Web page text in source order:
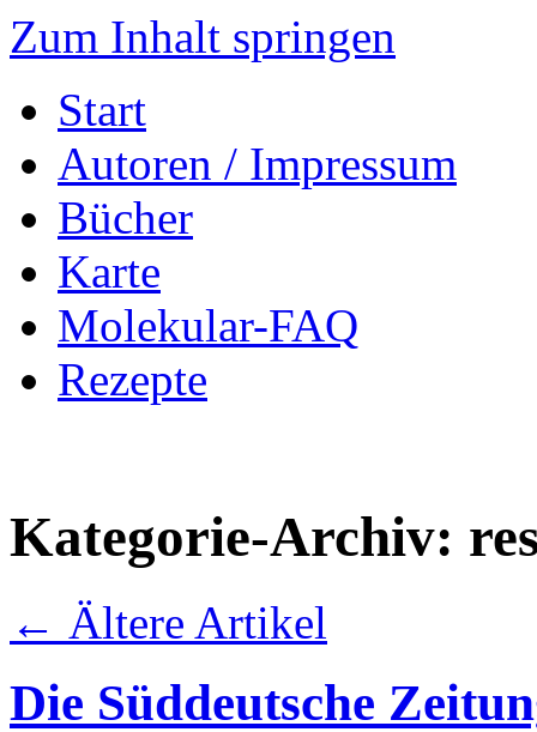
Zum Inhalt springen
Start
Autoren / Impressum
Bücher
Karte
Molekular-FAQ
Rezepte
Kategorie-Archiv:
← Ältere Artikel
Die Süddeutsche